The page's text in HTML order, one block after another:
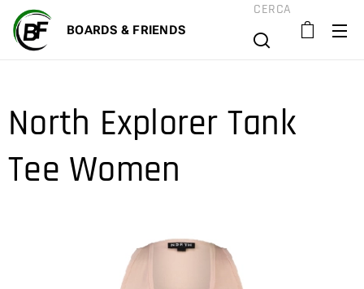
BOARDS & FRIENDS
CERCA
North Explorer Tank
Tee Women